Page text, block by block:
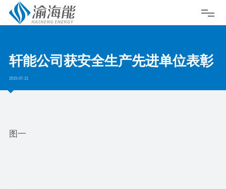
轩能公司获安全生产先进单位表彰
2015-07-21
图一